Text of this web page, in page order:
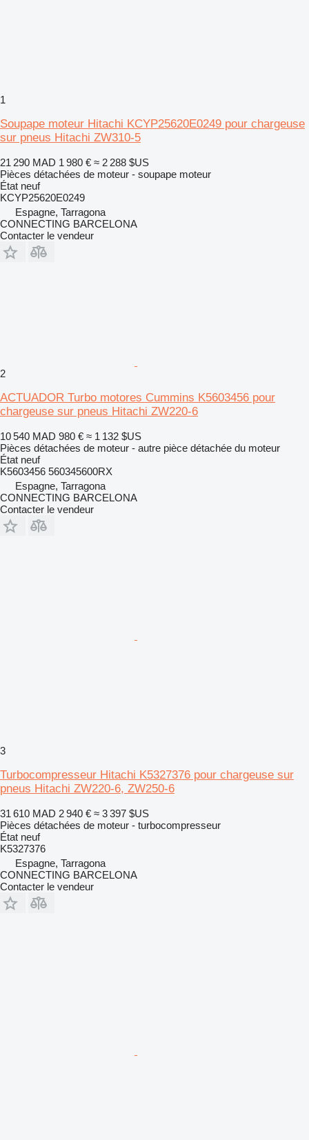
1
Soupape moteur Hitachi KCYP25620E0249 pour chargeuse
sur pneus Hitachi ZW310-5
21 290 MAD 1 980 € ≈ 2 288 $US
Pièces détachées de moteur - soupape moteur
État neuf
KCYP25620E0249
Espagne, Tarragona
CONNECTING BARCELONA
Contacter le vendeur
2
ACTUADOR Turbo motores Cummins K5603456 pour
chargeuse sur pneus Hitachi ZW220-6
10 540 MAD 980 € ≈ 1 132 $US
Pièces détachées de moteur - autre pièce détachée du moteur
État neuf
K5603456 560345600RX
Espagne, Tarragona
CONNECTING BARCELONA
Contacter le vendeur
3
Turbocompresseur Hitachi K5327376 pour chargeuse sur
pneus Hitachi ZW220-6, ZW250-6
31 610 MAD 2 940 € ≈ 3 397 $US
Pièces détachées de moteur - turbocompresseur
État neuf
K5327376
Espagne, Tarragona
CONNECTING BARCELONA
Contacter le vendeur